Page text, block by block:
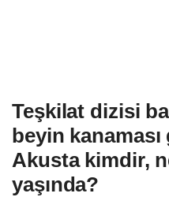
Teşkilat dizisi
beyin
Akusta kimdir,
yaşında?